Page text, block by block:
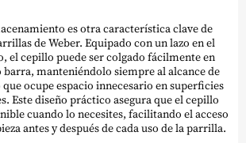
es otra característica clave de
de Weber. Equipado con un lazo en el
el cepillo puede ser colgado fácilmente en
manteniéndolo siempre al alcance de
ocupe espacio innecesario en superficies
Este diseño práctico asegura que el cepillo
cuando lo necesites, facilitando el acceso
antes y después de cada uso de la parrilla.